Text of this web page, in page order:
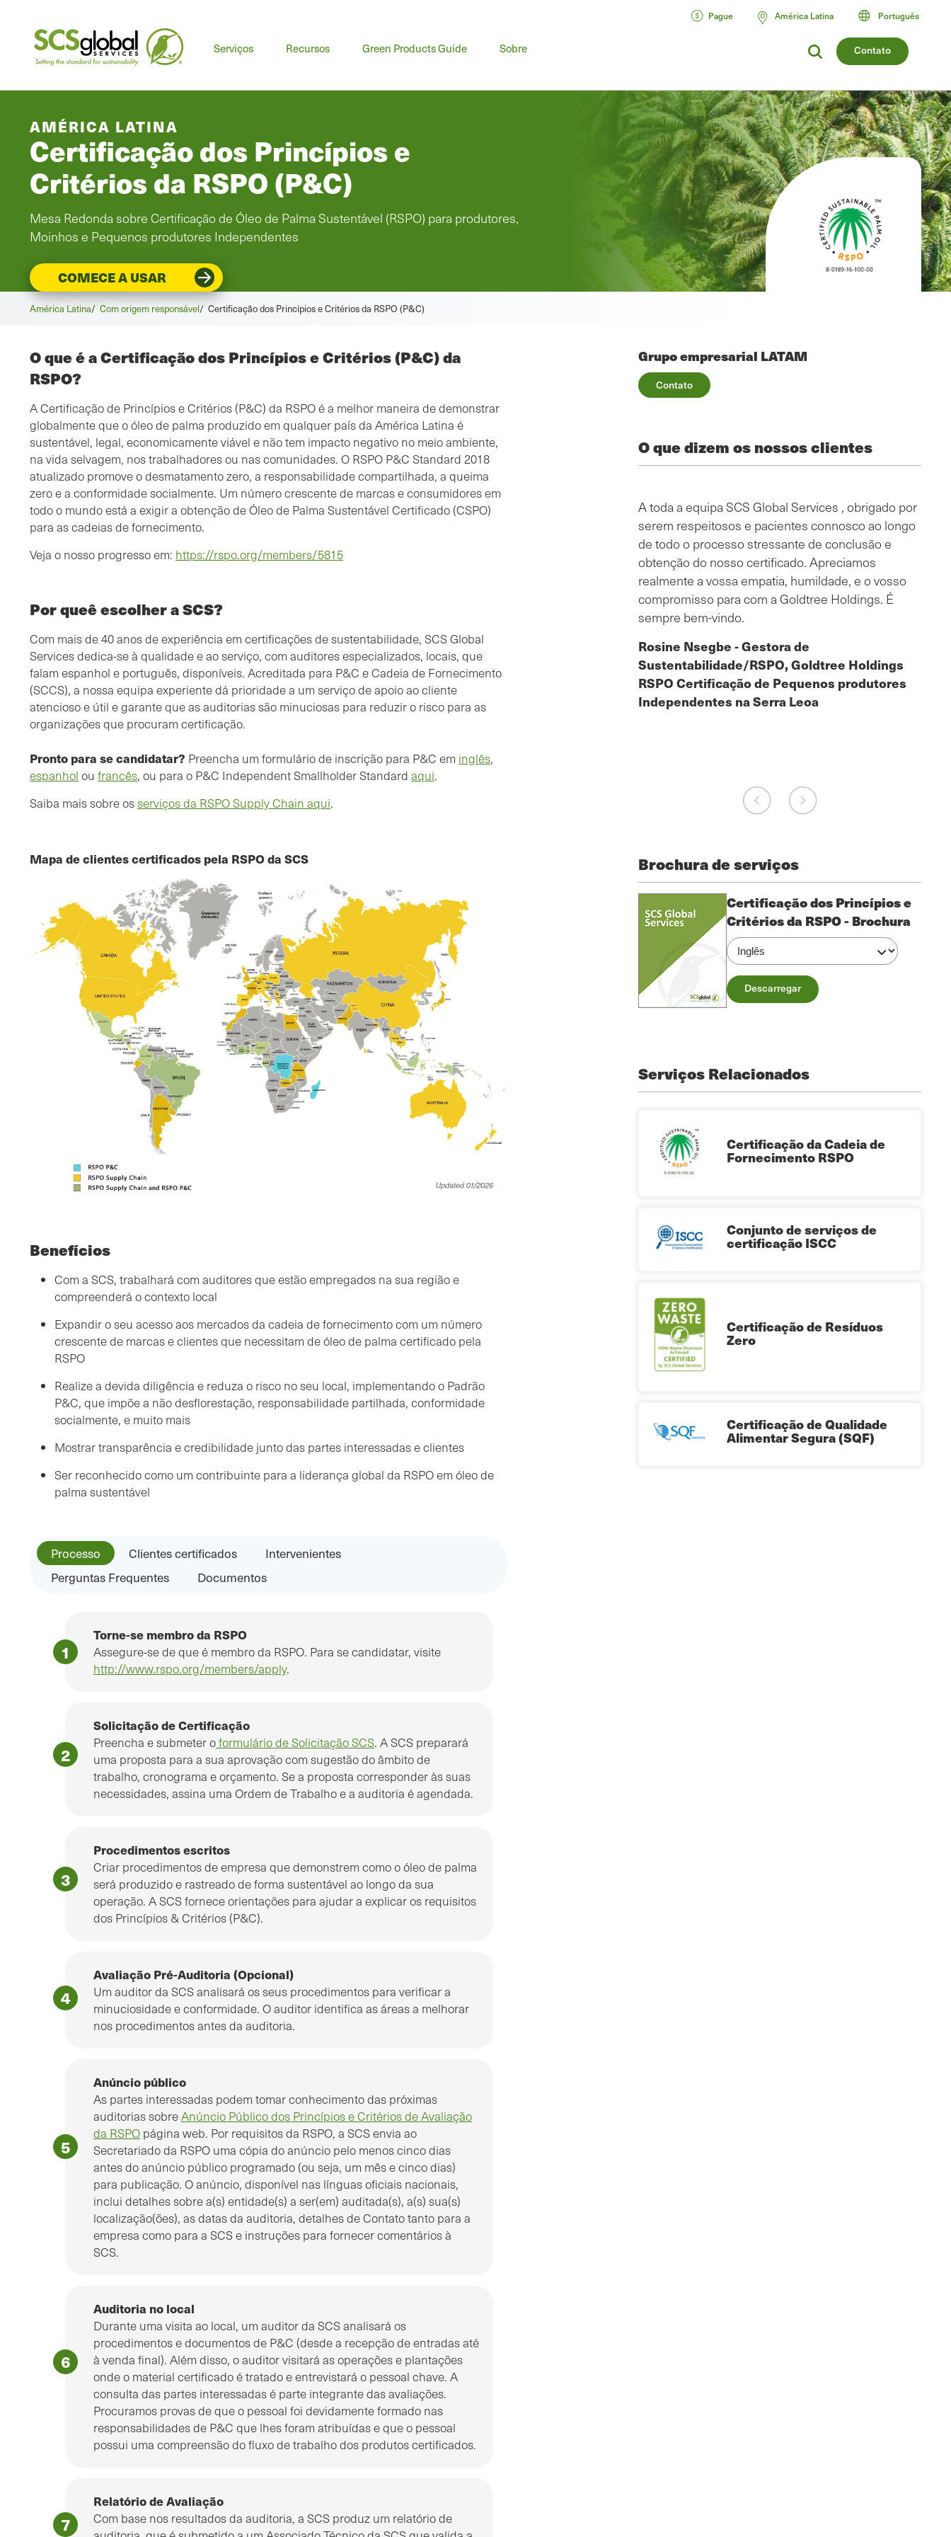
Contato
Serviços Recursos Green Products Guide Sobre
Pague América Latina Português
AMÉRICA LATINA
Certificação dos Princípios e
Critérios da RSPO (P&C)
Mesa Redonda sobre Certificação de Óleo de Palma Sustentável (RSPO) para produtores,
Moinhos e Pequenos produtores Independentes
COMECE A USAR
América Latina/ Com origem responsável/ Certificação dos Princípios e Critérios da RSPO (P&C)
Grupo empresarial LATAM
Contato
O que é a Certificação dos Princípios e Critérios (P&C) da
RSPO?
A Certificação de Princípios e Critérios (P&C) da RSPO é a melhor maneira de demonstrar
globalmente que o óleo de palma produzido em qualquer país da América Latina é
sustentável, legal, economicamente viável e não tem impacto negativo no meio ambiente,
na vida selvagem, nos trabalhadores ou nas comunidades. O RSPO P&C Standard 2018
atualizado promove o desmatamento zero, a responsabilidade compartilhada, a queima
zero e a conformidade socialmente. Um número crescente de marcas e consumidores em
todo o mundo está a exigir a obtenção de Óleo de Palma Sustentável Certificado (CSPO)
para as cadeias de fornecimento.
Veja o nosso progresso em: https://rspo.org/members/5815
Por queê escolher a SCS?
Com mais de 40 anos de experiência em certificações de sustentabilidade, SCS Global
Services dedica-se à qualidade e ao serviço, com auditores especializados, locais, que
falam espanhol e português, disponíveis. Acreditada para P&C e Cadeia de Fornecimento
(SCCS), a nossa equipa experiente dá prioridade a um serviço de apoio ao cliente
atencioso e útil e garante que as auditorias são minuciosas para reduzir o risco para as
organizações que procuram certificação.
Pronto para se candidatar? Preencha um formulário de inscrição para P&C em inglês,
espanhol ou francês, ou para o P&C Independent Smallholder Standard aqui.
Saiba mais sobre osserviços da RSPO Supply Chain aqui.
Mapa de clientes certificados pela RSPO da SCS
Benefícios
Com a SCS, trabalhará com auditores que estão empregados na sua região e
compreenderá o contexto local
Expandir o seu acesso aos mercados da cadeia de fornecimento com um número
crescente de marcas e clientes que necessitam de óleo de palma certificado pela
RSPO
Realize a devida diligência e reduza o risco no seu local, implementando o Padrão
P&C, que impõe a não desflorestação, responsabilidade partilhada, conformidade
socialmente, e muito mais
Mostrar transparência e credibilidade junto das partes interessadas e clientes
Ser reconhecido como um contribuinte para a liderança global da RSPO em óleo de
palma sustentável
Processo Clientes certificados
Intervenientes
Perguntas Frequentes
Documentos
Torne-se membro da RSPO
Assegure-se de que é membro da RSPO. Para se candidatar, visite
http://www.rspo.org/members/apply.
Solicitação de Certificação
Preencha e submeter oformulário de Solicitação SCS. A SCS preparará
uma proposta para a sua aprovação com sugestão do âmbito de
trabalho, cronograma e orçamento. Se a proposta corresponder às suas
necessidades, assina uma Ordem de Trabalho e a auditoria é agendada.
Procedimentos escritos
Criar procedimentos de empresa que demonstrem como o óleo de palma
será produzido e rastreado de forma sustentável ao longo da sua
operação. A SCS fornece orientações para ajudar a explicar os requisitos
dos Princípios & Critérios (P&C).
Avaliação Pré-Auditoria (Opcional)
Um auditor da SCS analisará os seus procedimentos para verificar a
minuciosidade e conformidade. O auditor identifica as áreas a melhorar
nos procedimentos antes da auditoria.
Anúncio público
As partes interessadas podem tomar conhecimento das próximas
auditorias sobreAnúncio Público dos Princípios e Critérios de Avaliação
da RSPO página web. Por requisitos da RSPO, a SCS envia ao
Secretariado da RSPO uma cópia do anúncio pelo menos cinco dias
antes do anúncio público programado (ou seja, um mês e cinco dias)
para publicação. O anúncio, disponível nas línguas oficiais nacionais,
inclui detalhes sobre a(s) entidade(s) a ser(em) auditada(s), a(s) sua(s)
localização(ões), as datas da auditoria, detalhes de Contato tanto para a
empresa como para a SCS e instruções para fornecer comentários à
SCS.
Auditoria no local
Durante uma visita ao local, um auditor da SCS analisará os
procedimentos e documentos de P&C (desde a recepção de entradas até
à venda final). Além disso, o auditor visitará as operações e plantações
onde o material certificado é tratado e entrevistará o pessoal chave. A
consulta das partes interessadas é parte integrante das avaliações.
Procuramos provas de que o pessoal foi devidamente formado nas
responsabilidades de P&C que lhes foram atribuídas e que o pessoal
possui uma compreensão do fluxo de trabalho dos produtos certificados.
Relatório de Avaliação
Com base nos resultados da auditoria, a SCS produz um relatório de
O que dizem os nossos clientes
Um agradecimento especial a Adriana Cala pelo
sistema de cadeia de fornecimento, o que foi útil
para melhorar o nosso sistema.
Rosine Nsegbe - Gestora de
Sustentabilidade/RSPO, Goldtree Holdings
RSPO Certificação de Pequenos produtores
A toda a equipa SCS Global Services , obrigado por
serem respeitosos e pacientes connosco ao longo
de todo o processo stressante de conclusão e
obtenção do nosso certificado. Apreciamos
realmente a vossa empatia, humildade, e o vosso
compromisso para com a Goldtree Holdings. É
sempre bem-vindo.
Rosine Nsegbe - Gestora de
Sustentabilidade/RSPO, Goldtree Holdings
RSPO Certificação de Pequenos produtores
Independentes na Serra Leoa
Brochura de serviços
Certificação dos Princípios e
Critérios da RSPO - Brochura
Descarregar
Serviços Relacionados
Certificação da Cadeia de
Fornecimento RSPO
Conjunto de serviços de
certificação ISCC
Certificação de Resíduos
Zero
Certificação de Qualidade
Alimentar Segura (SQF)